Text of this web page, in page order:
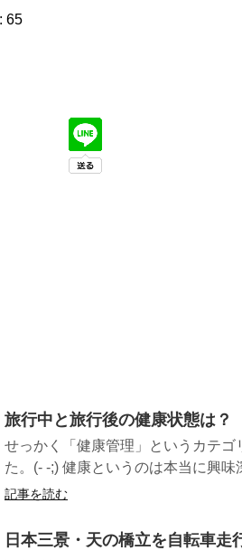
65
旅行中と旅行後の健康状態は？
せっかく「健康管理」というカテ
た。(- -;) 健康というのは本当に興
記事を読む
日本三景・天の橋立を自転車走